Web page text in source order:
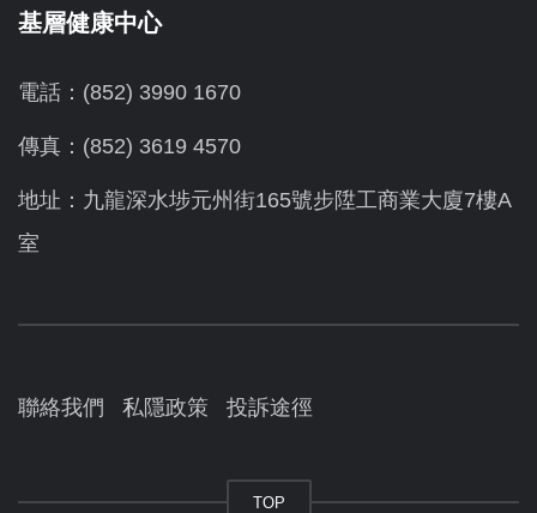
基層健康中心
電話：(852) 3990 1670
傳真：(852) 3619 4570
地址：九龍深水埗元州街165號步陞工商業大廈7樓A
室
聯絡我們 私隱政策 投訴途徑
TOP